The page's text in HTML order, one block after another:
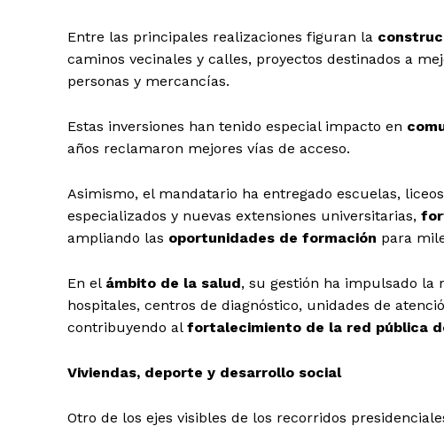
Entre las principales realizaciones figuran la
caminos vecinales y calles, proyectos destinados a
personas y mercancías.
Estas inversiones han tenido especial impacto en
años reclamaron mejores vías de acceso.
Asimismo, el mandatario ha entregado escuelas,
especializados y nuevas extensiones universitarias,
ampliando las oportunidades de formación para
En el ámbito de la salud, su gestión ha impulsado la
hospitales, centros de diagnóstico, unidades de
contribuyendo al fortalecimiento de la red pública
Viviendas, deporte y desarrollo social
Otro de los ejes visibles de los recorridos